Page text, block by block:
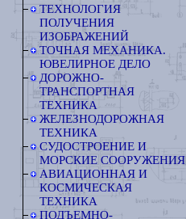
ТЕХНОЛОГИЯ
ПОЛУЧЕНИЯ
ИЗОБРАЖЕНИЙ
ТОЧНАЯ МЕХАНИКА.
ЮВЕЛИРНОЕ ДЕЛО
ДОРОЖНО-
ТРАНСПОРТНАЯ
ТЕХНИКА
ЖЕЛЕЗНОДОРОЖНАЯ
ТЕХНИКА
СУДОСТРОЕНИЕ И
МОРСКИЕ СООРУЖЕНИЯ
АВИАЦИОННАЯ И
КОСМИЧЕСКАЯ
ТЕХНИКА
ПОДЪЕМНО-